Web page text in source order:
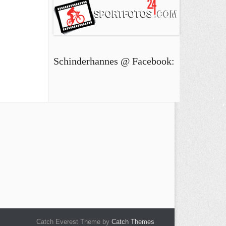
Schinderhannes @ Facebook:
Catch Everest Theme by Catch Themes